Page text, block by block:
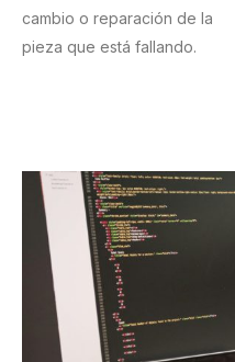
cambio o reparación de la
pieza que está fallando.